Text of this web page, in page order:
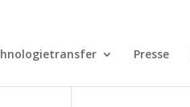
Presse